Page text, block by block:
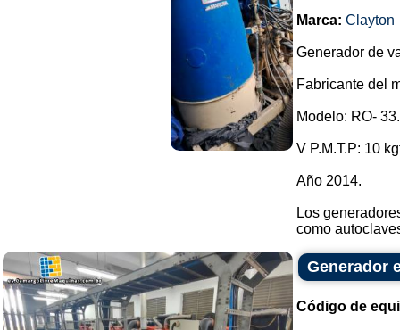
Marca: Clayton
Generador de
Fabricante del
Modelo: RO- 33.
V P.M.T.P: 10
Año 2014.
Los
como
Generador
Código de